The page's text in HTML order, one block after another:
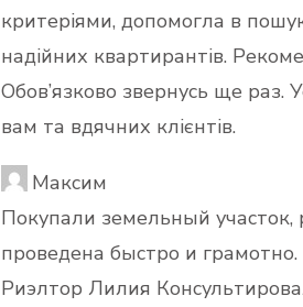
критеріями, допомогла в
надійних квартирантів.
Обов’язково звернусь ще раз.
вам та вдячних клієнтів.
Максим
Покупали земельный участок,
проведена быстро и грамотно.
Риэлтор Лилия